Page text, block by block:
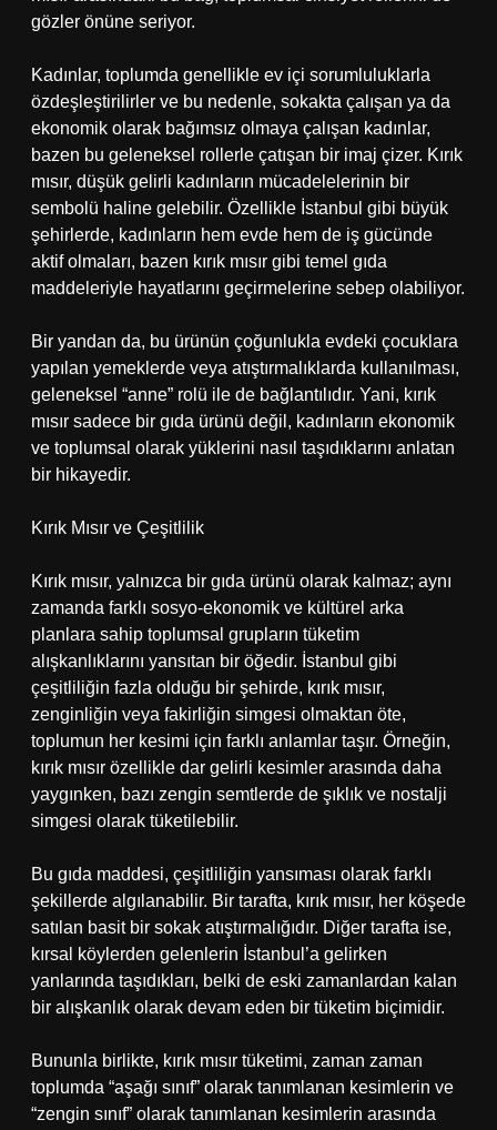
gözler önüne seriyor.
Kadınlar, toplumda genellikle ev içi sorumluluklarla
özdeşleştirilirler ve bu nedenle, sokakta çalışan ya da
ekonomik olarak bağımsız olmaya çalışan kadınlar,
bazen bu geleneksel rollerle çatışan bir imaj çizer. Kırık
mısır, düşük gelirli kadınların mücadelelerinin bir
sembolü haline gelebilir. Özellikle İstanbul gibi büyük
şehirlerde, kadınların hem evde hem de iş gücünde
aktif olmaları, bazen kırık mısır gibi temel gıda
maddeleriyle hayatlarını geçirmelerine sebep olabiliyor.
Bir yandan da, bu ürünün çoğunlukla evdeki çocuklara
yapılan yemeklerde veya atıştırmalıklarda kullanılması,
geleneksel “anne” rolü ile de bağlantılıdır. Yani, kırık
mısır sadece bir gıda ürünü değil, kadınların ekonomik
ve toplumsal olarak yüklerini nasıl taşıdıklarını anlatan
bir hikayedir.
Kırık Mısır ve Çeşitlilik
Kırık mısır, yalnızca bir gıda ürünü olarak kalmaz; aynı
zamanda farklı sosyo-ekonomik ve kültürel arka
planlara sahip toplumsal grupların tüketim
alışkanlıklarını yansıtan bir öğedir. İstanbul gibi
çeşitliliğin fazla olduğu bir şehirde, kırık mısır,
zenginliğin veya fakirliğin simgesi olmaktan öte,
toplumun her kesimi için farklı anlamlar taşır. Örneğin,
kırık mısır özellikle dar gelirli kesimler arasında daha
yaygınken, bazı zengin semtlerde de şıklık ve nostalji
simgesi olarak tüketilebilir.
Bu gıda maddesi, çeşitliliğin yansıması olarak farklı
şekillerde algılanabilir. Bir tarafta, kırık mısır, her köşede
satılan basit bir sokak atıştırmalığıdır. Diğer tarafta ise,
kırsal köylerden gelenlerin İstanbul’a gelirken
yanlarında taşıdıkları, belki de eski zamanlardan kalan
bir alışkanlık olarak devam eden bir tüketim biçimidir.
Bununla birlikte, kırık mısır tüketimi, zaman zaman
toplumda “aşağı sınıf” olarak tanımlanan kesimlerin ve
“zengin sınıf” olarak tanımlanan kesimlerin arasında